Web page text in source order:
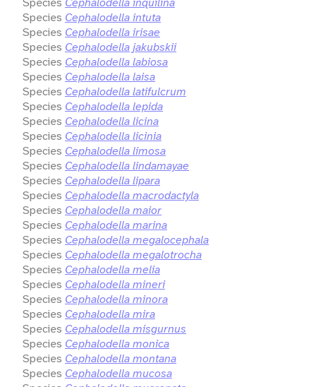
Species Cephalodella intuta
Species Cephalodella irisae
Species Cephalodella jakubskii
Species Cephalodella labiosa
Species Cephalodella laisa
Species Cephalodella latifulcrum
Species Cephalodella lepida
Species Cephalodella licina
Species Cephalodella licinia
Species Cephalodella limosa
Species Cephalodella lindamayae
Species Cephalodella lipara
Species Cephalodella macrodactyla
Species Cephalodella maior
Species Cephalodella marina
Species Cephalodella megalocephala
Species Cephalodella megalotrocha
Species Cephalodella melia
Species Cephalodella mineri
Species Cephalodella minora
Species Cephalodella mira
Species Cephalodella misgurnus
Species Cephalodella monica
Species Cephalodella montana
Species Cephalodella mucosa